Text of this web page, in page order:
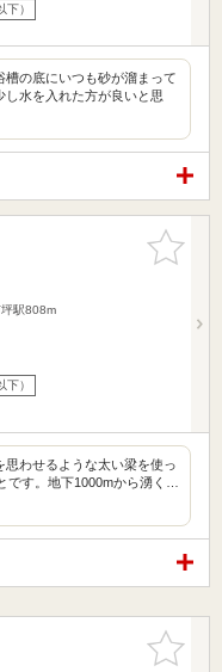
）
の底にいつも砂が溜まって
し水を入れた方が良いと思
お気に入
りに追加
駅808m
）
わせるような太い梁を使っ
です。地下1000mから湧く…
お気に入
りに追加